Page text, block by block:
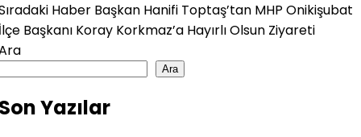
Haber Başkan Hanifi Toptaş’tan MHP Onikişubat
Başkanı Koray Korkmaz’a Hayırlı Olsun Ziyareti
Ara
Yazılar